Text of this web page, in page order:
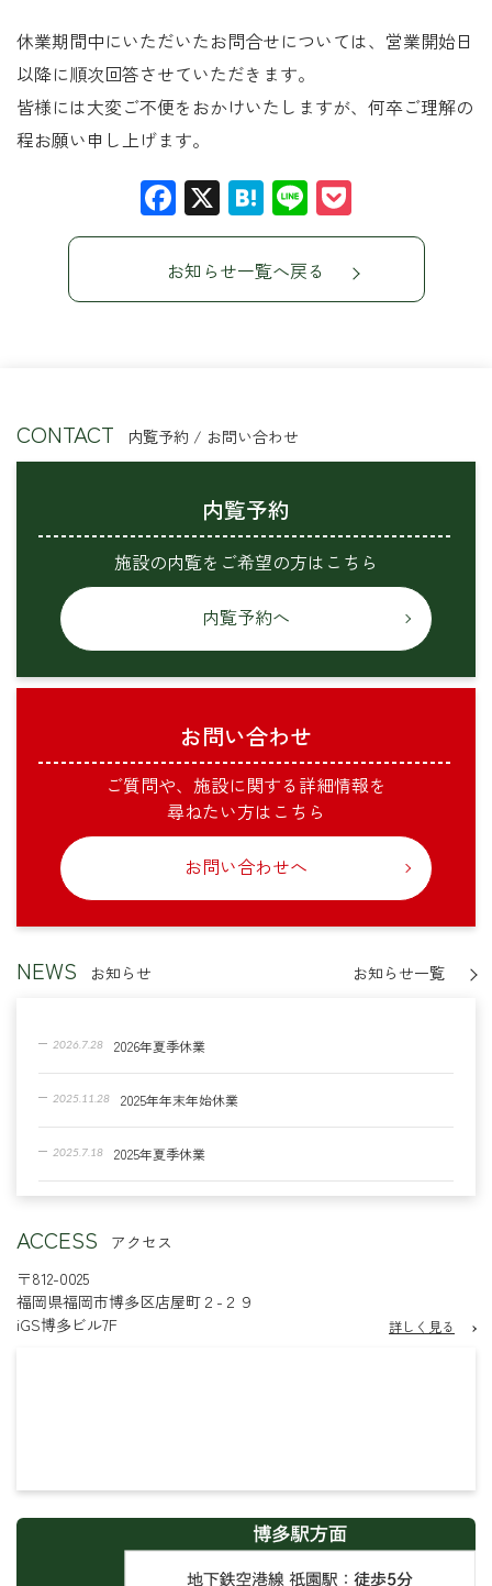
休業期間中にいただいたお問合せについては、営業開始日
以降に順次回答させていただきます。
皆様には大変ご不便をおかけいたしますが、何卒ご理解の
程お願い申し上げます。
Facebook
X Hatena
Line
お知らせ一覧へ戻る
CONTACT 内覧予約 / お問い合わせ
内覧予約
施設の内覧をご希望の方はこちら
内覧予約へ
お問い合わせ
ご質問や、施設に関する詳細情報を
尋ねたい方はこちら
お問い合わせへ
NEWS お知らせ お知らせ一覧
2026.7.28 2026年夏季休業
2025.11.28 2025年年末年始休業
2025.7.18 2025年夏季休業
2023.12.27 【シェアオフィス】個人ブース増設しました！
2023年GWの営業について
ACCESS
アクセス
〒812-0025
福岡県福岡市博多区店屋町２-２９
iGS博多ビル7F
詳しく見る